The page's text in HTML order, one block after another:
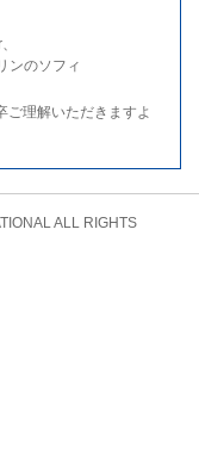
ンのソフィ
ご理解いただきますよ